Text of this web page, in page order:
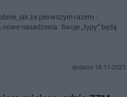
jak za pierwszym razem -
nasadzenia. Swoje „typy” będą
dodano 18-11-2021